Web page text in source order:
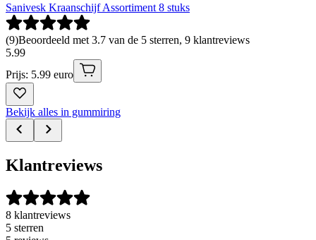
Sanivesk Kraanschijf Assortiment 8 stuks
(9)Beoordeeld met 3.7 van de 5 sterren, 9 klantreviews
5.99
Prijs: 5.99 euro
Bekijk alles in gummiring
Klantreviews
8 klantreviews
5 sterren